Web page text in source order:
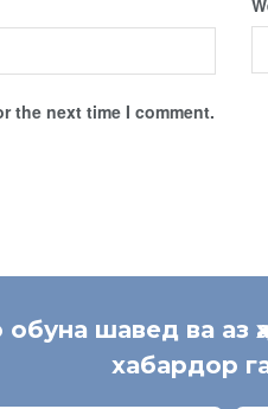
the next time I comment.
шавед ва аз
хабардор